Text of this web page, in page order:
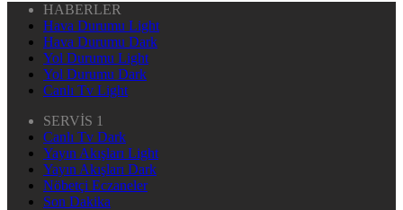
HABERLER
Hava Durumu Light
Hava Durumu Dark
Yol Durumu Light
Yol Durumu Dark
Canlı Tv Light
SERVİS 1
Canlı Tv Dark
Yayın Akışları Light
Yayın Akışları Dark
Nöbetçi Eczaneler
Son Dakika